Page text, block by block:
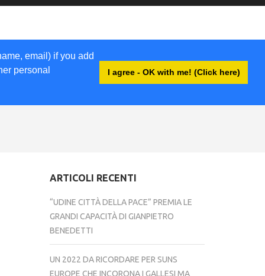
email) if you add
personal
I agree - OK with me! (Click here)
ACCEDI
ARTICOLI RECENTI
“UDINE CITTÀ DELLA PACE” PREMIA LE
GRANDI CAPACITÀ DI GIANPIETRO
BENEDETTI
UN 2022 DA RICORDARE PER SUNS
EUROPE CHE INCORONA I GALLESI MA